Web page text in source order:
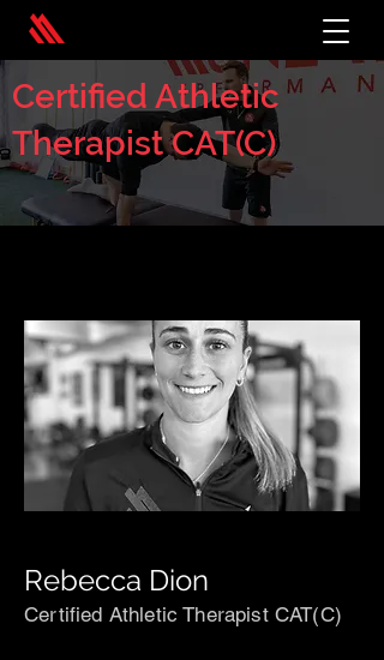
Certified Athletic
Therapist CAT(C)
Rebecca Dion
Certified Athletic Therapist CAT(C)